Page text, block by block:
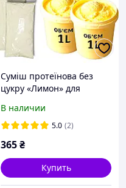
Суміш протеїнова без
цукру «Лимон» для
"Жужуля", 180г
В наличии
5.0 (2)
365₴
Купить